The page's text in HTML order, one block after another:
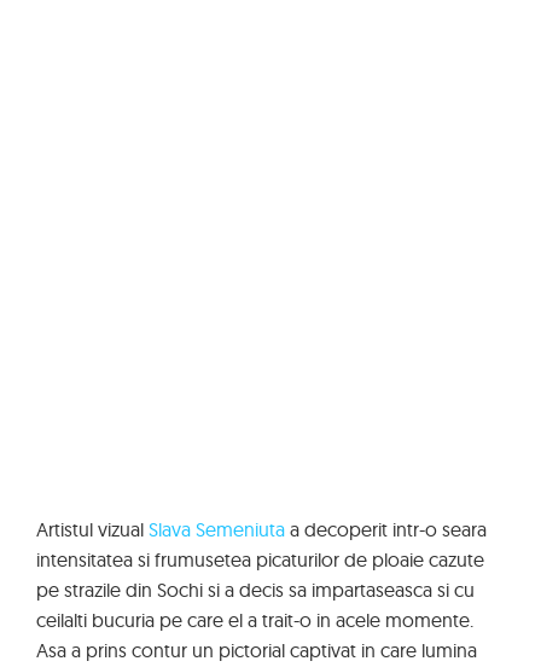
Artistul vizual Slava Semeniuta a decoperit intr-o seara
intensitatea si frumusetea picaturilor de ploaie cazute
pe strazile din Sochi si a decis sa impartaseasca si cu
ceilalti bucuria pe care el a trait-o in acele momente.
Asa a prins contur un pictorial captivat in care lumina